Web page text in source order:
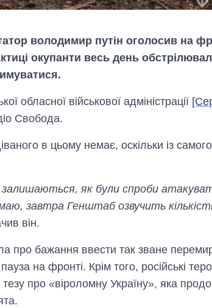
володимир путін оголосив на
окупанти весь день
обласної військової адміністрації
Свобода.
в цьому немає, оскільки із
як були спроби
завтра Генштаб озвучить кількість
він.
про бажання ввести так зване
на фронті. Крім того, російські
про «віроломну Україну», яка